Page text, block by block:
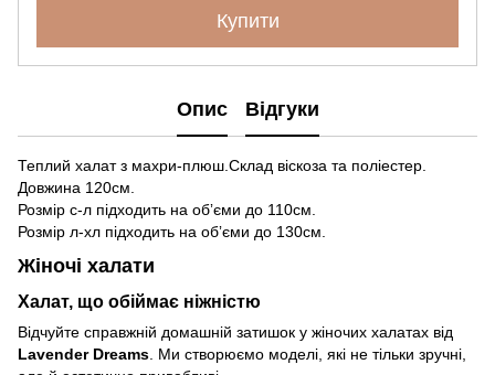
Купити
Опис Відгуки
Теплий халат з махри-плюш.Склад віскоза та поліестер.
Довжина 120см.
Розмір с-л підходить на обʼєми до 110см.
Розмір л-хл підходить на обʼєми до 130см.
Жіночі халати
Халат, що обіймає ніжністю
Відчуйте справжній домашній затишок у жіночих халатах від
Lavender Dreams . Ми створюємо моделі, які не тільки зручні,